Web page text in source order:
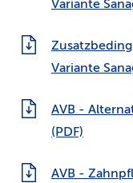
Variante
Variante
AVB -
(PDF)
AVB -